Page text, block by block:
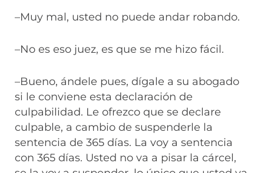
–Muy mal, usted no puede andar robando.
–No es eso juez, es que se me hizo fácil.
–Bueno, ándele pues, dígale a su abogado
si le conviene esta declaración de
culpabilidad. Le ofrezco que se declare
culpable, a cambio de suspenderle la
sentencia de 365 días. La voy a sentencia
con 365 días. Usted no va a pisar la cárcel,